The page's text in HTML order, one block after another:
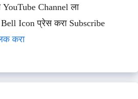
YouTube Channel ला
Icon प्रेस करा Subscribe
करा